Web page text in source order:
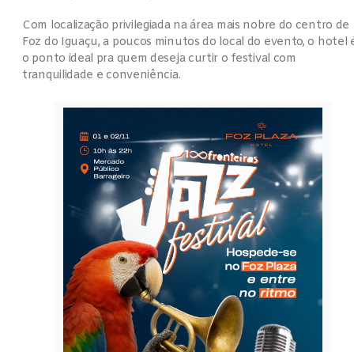
Temporada 2026
Com localização privilegiada na área mais nobre do centro de
Foz do Iguaçu, a poucos minutos do local do evento, o hotel
o ponto ideal pra quem deseja curtir o festival com
tranquilidade e conveniência.